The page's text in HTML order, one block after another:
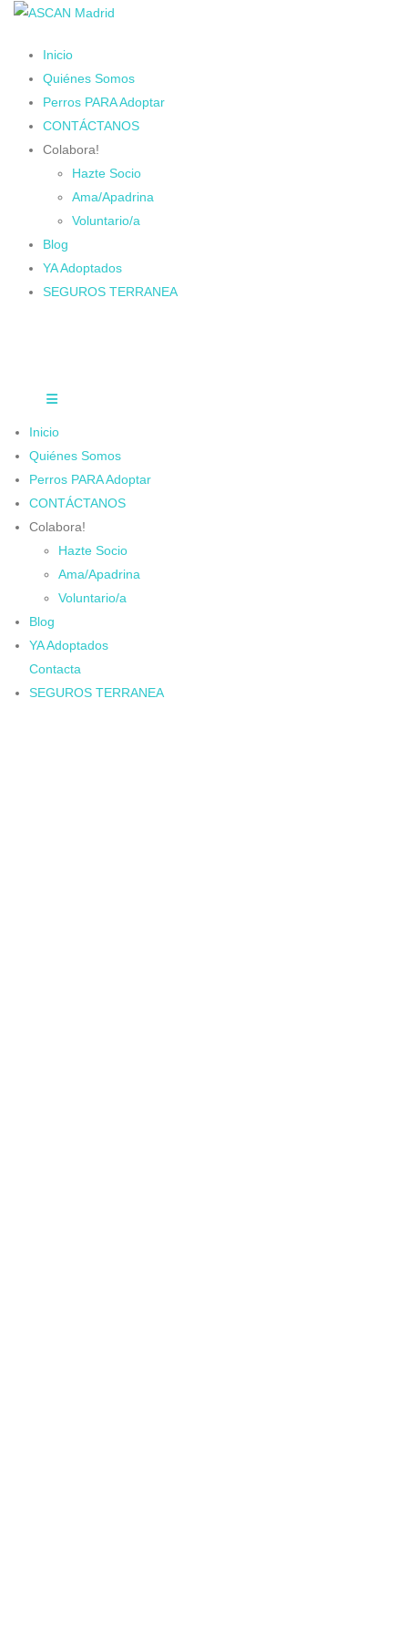
Inicio
Quiénes Somos
Perros PARA Adoptar
CONTÁCTANOS
Colabora!
Hazte Socio
Ama/Apadrina
Voluntario/a
Blog
YA Adoptados
SEGUROS TERRANEA
Inicio
Quiénes Somos
Perros PARA Adoptar
CONTÁCTANOS
Colabora!
Hazte Socio
Ama/Apadrina
Voluntario/a
Blog
YA Adoptados
Contacta
SEGUROS TERRANEA